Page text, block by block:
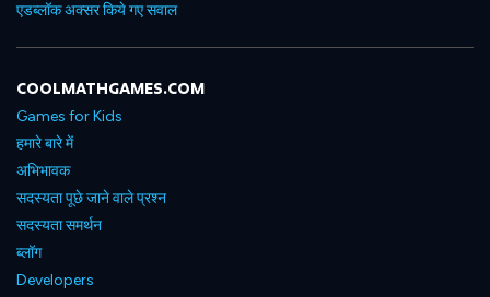
एडब्लॉक अक्सर किये गए सवाल
COOLMATHGAMES.COM
Games for Kids
हमारे बारे में
अभिभावक
सदस्यता पूछे जाने वाले प्रश्न
सदस्यता समर्थन
ब्लॉग
Developers